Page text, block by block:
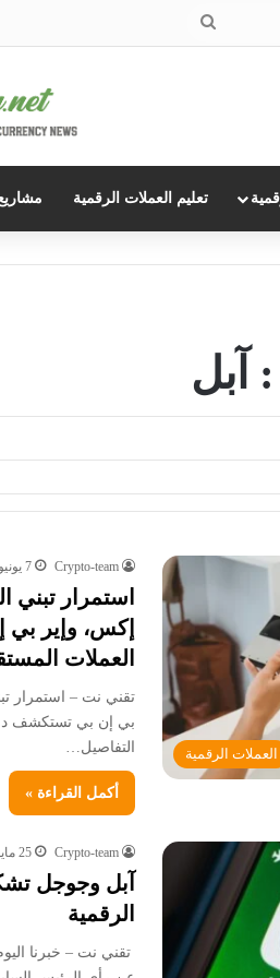
بحث
تعليم العملات الرقمية
آبل
العملات الرقمية
Crypto-team 7 يونيو، 2025
استمرار تبني
إكس، وإير
العملات
تقني نت – استمرار
بي إن بي تستكشف
التفاصيل…
أكمل القراءة »
Crypto-team 25 مايو، 2023
آبل وجوجل
الرقمية
تقني نت – خبرنا